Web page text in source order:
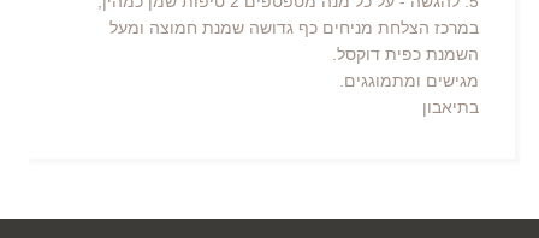
במרכז הצלחת מניחים כף גדושה שמנת חמוצה ומעל
השמנת כפית דוקסל.
מגישים ומתמוגגים.
בתיאבון